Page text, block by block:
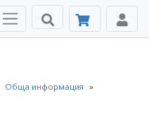
Обща информация